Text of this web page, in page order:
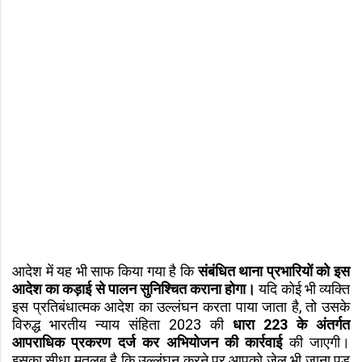
आदेश में यह भी साफ किया गया है किसंबंधित थाना प्रभारियों को इस
आदेश का कड़ाई से पालन सुनिश्चित कराना होगा। यदि कोई भी व्यक्ति
इस प्रतिबंधात्मक आदेश का उल्लंघन करता पाया जाता है, तो उसके
विरुद्ध भारतीय न्याय संहिता 2023 की धारा 223 के अंतर्गत
आपराधिक प्रकरण दर्ज कर अभियोजन की कार्रवाईकी जाएगी।